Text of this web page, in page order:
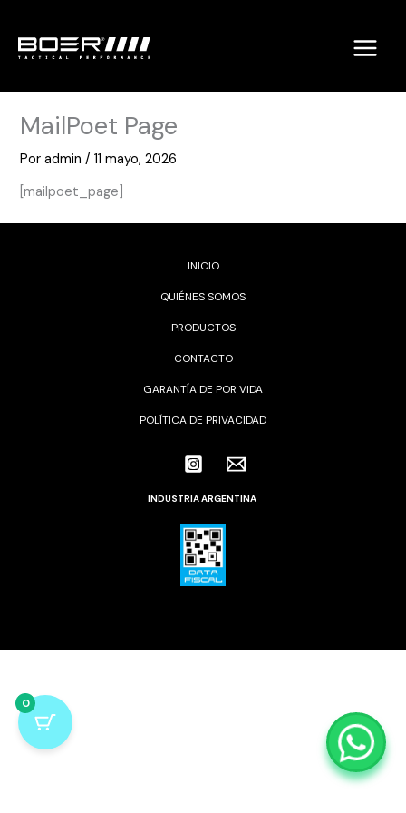
contenido
MailPoet Page
Poradmin/11 mayo, 2026
[mailpoet_page]
INICIO
QUIÉNES SOMOS
PRODUCTOS
CONTACTO
GARANTÍA DE POR VIDA
POLÍTICA DE PRIVACIDAD
INDUSTRIAARGENTINA
0